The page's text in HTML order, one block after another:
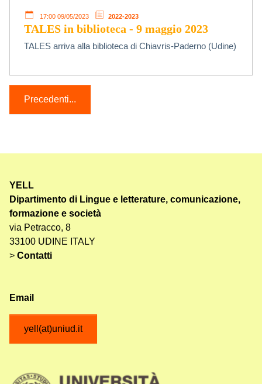
17:00 09/05/2023 2022-2023
TALES in biblioteca - 9 maggio 2023
TALES arriva alla biblioteca di Chiavris-Paderno (Udine)
Precedenti...
YELL
Dipartimento di Lingue e letterature, comunicazione,
formazione e società
via Petracco, 8
33100 UDINE ITALY
> Contatti
Email
yell(at)uniud.it